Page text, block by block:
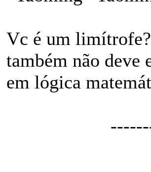
Vc é um
também não deve
em lógica